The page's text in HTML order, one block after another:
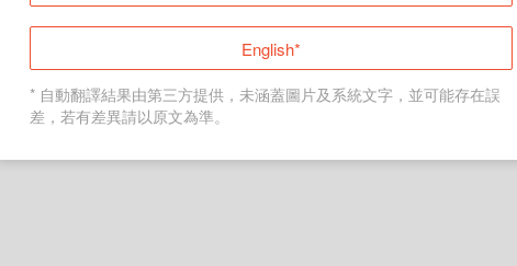
English*
* 自動翻譯結果由第三方提供，未涵蓋圖片及系統文字，並可能存在誤
差，若有差異請以原文為準。